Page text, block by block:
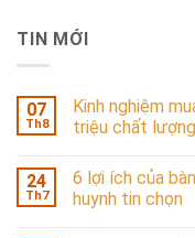
TIN MỚI
07
Th8
Kinh nghiệm
triệu chất lượng
24
Th7
6 lợi ích của
huynh tin chọn